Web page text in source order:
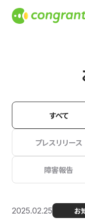
すべて
プレスリリース
障害報告
2025.02.25 お